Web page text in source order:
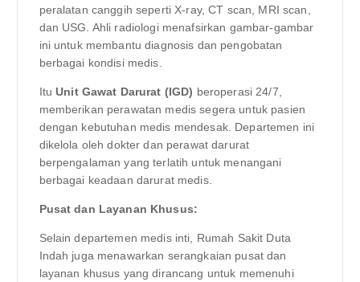
peralatan canggih seperti X-ray, CT scan, MRI scan,
dan USG. Ahli radiologi menafsirkan gambar-gambar
ini untuk membantu diagnosis dan pengobatan
berbagai kondisi medis.
ItuUnit Gawat Darurat (IGD) beroperasi 24/7,
memberikan perawatan medis segera untuk pasien
dengan kebutuhan medis mendesak. Departemen ini
dikelola oleh dokter dan perawat darurat
berpengalaman yang terlatih untuk menangani
berbagai keadaan darurat medis.
Pusat dan Layanan Khusus:
Selain departemen medis inti, Rumah Sakit Duta
Indah juga menawarkan serangkaian pusat dan
layanan khusus yang dirancang untuk memenuhi